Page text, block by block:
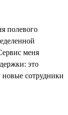
полевого
меня
это
сотрудники